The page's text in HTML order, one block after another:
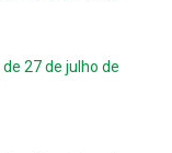
27 de julho de